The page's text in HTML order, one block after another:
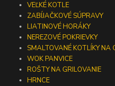
VEĽKÉ KOTLE
ZABÍJAČKOVÉ SÚPRAVY
LIATINOVÉ HORÁKY
NEREZOVÉ POKRIEVKY
SMALTOVANÉ KOTLÍKY NA
WOK PANVICE
ROŠTY NA GRILOVANIE
HRNCE